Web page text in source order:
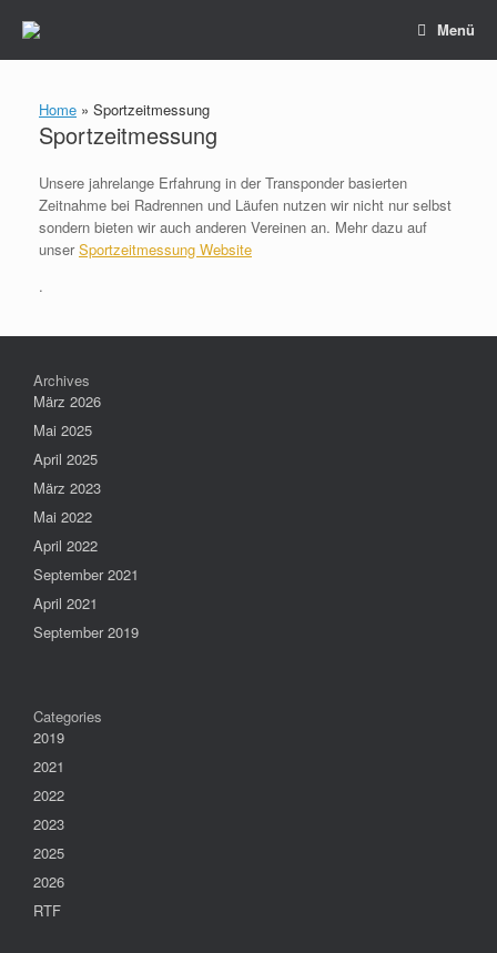
Inhalt
Menü
Home » Sportzeitmessung
Sportzeitmessung
Unsere jahrelange Erfahrung in der Transponder basierten
Zeitnahme bei Radrennen und Läufen nutzen wir nicht nur selbst
sondern bieten wir auch anderen Vereinen an. Mehr dazu auf
unserSportzeitmessung Website
.
Archives
März 2026
Mai 2025
April 2025
März 2023
Mai 2022
April 2022
September 2021
April 2021
September 2019
Categories
2019
2021
2022
2023
2025
2026
RTF